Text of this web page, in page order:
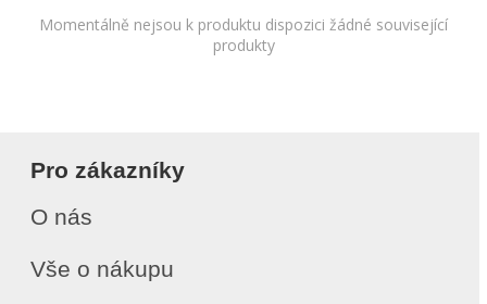
Momentálně nejsou k produktu dispozici žádné související
produkty
Pro zákazníky
O nás
Vše o nákupu